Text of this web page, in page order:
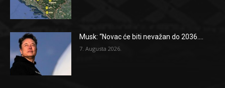
Musk: “Novac će biti nevažan do 2036....
7. Augusta 2026.